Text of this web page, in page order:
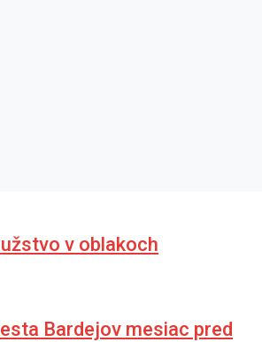
v oblakoch
Bardejov mesiac pred